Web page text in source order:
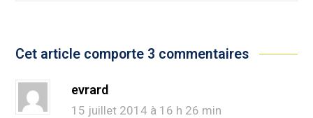
Cet article comporte 3 commentaires
evrard
15 juillet 2014 à 16 h 26 min